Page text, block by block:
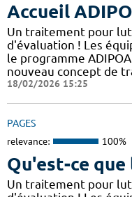
Accueil
Un traitement pour
d'évaluation ! Les
le programme
nouveau concept de
18/02/2026 15:25
PAGES
relevance: 100%
Qu'est-ce
Un traitement pour